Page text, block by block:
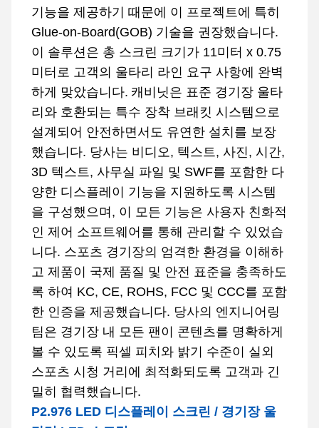
기능을 제공하기 때문에 이 프로젝트에 특히
Glue-on-Board(GOB) 기술을 권장했습니다.
이 솔루션은 총 스크린 크기가 11미터 x 0.75
미터로 고객의 울타리 라인 요구 사항에 완벽
하게 맞았습니다. 캐비닛은 표준 경기장 울타
리와 호환되는 특수 장착 브래킷 시스템으로
설계되어 안전하면서도 유연한 설치를 보장
했습니다. 당사는 비디오, 텍스트, 사진, 시간,
3D 텍스트, 사무실 파일 및 SWF를 포함한 다
양한 디스플레이 기능을 지원하도록 시스템
을 구성했으며, 이 모든 기능은 사용자 친화적
인 제어 소프트웨어를 통해 관리할 수 있었습
니다. 스포츠 경기장의 엄격한 환경을 이해하
고 제품이 국제 품질 및 안전 표준을 충족하도
록 하여 KC, CE, ROHS, FCC 및 CCC를 포함
한 인증을 제공했습니다. 당사의 엔지니어링
팀은 경기장 내 모든 팬이 콘텐츠를 명확하게
볼 수 있도록 픽셀 피치와 밝기 수준이 실외
스포츠 시청 거리에 최적화되도록 고객과 긴
밀히 협력했습니다.
P2.976 LED 디스플레이 스크린 / 경기장 울